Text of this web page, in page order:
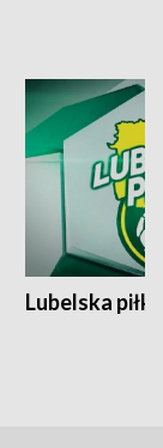
Lubelska piłka